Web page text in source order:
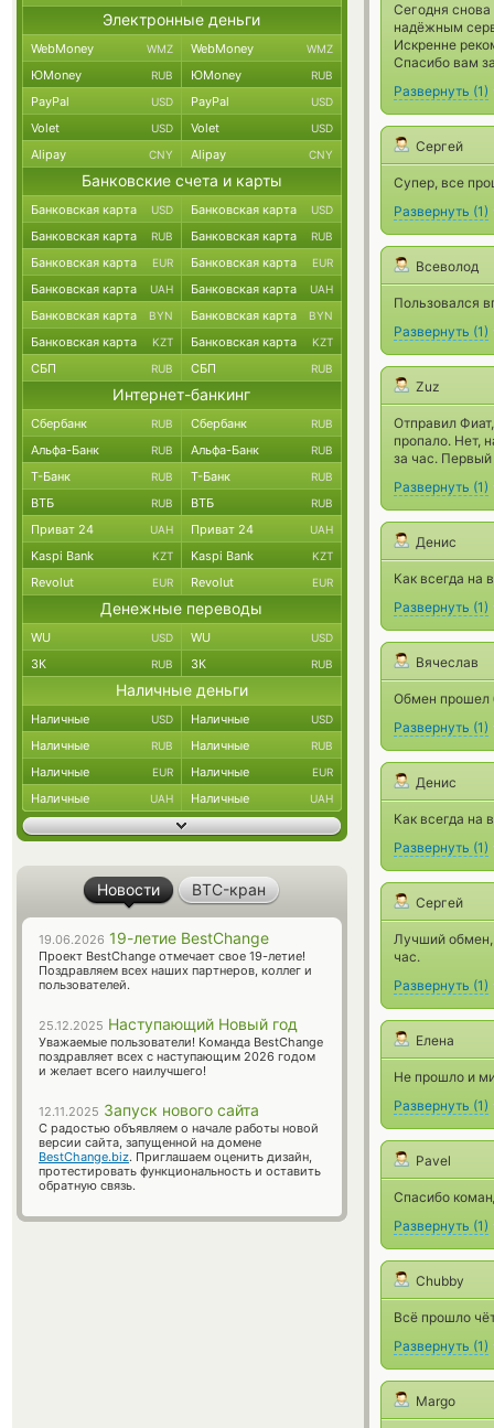
Сегодня
надёжным
Искренне
Спасибо вам
Развернуть (1)
Сергей
Супер, все
Развернуть (1)
Всеволод
Пользовался
Развернуть (1)
Zuz
Отправил
пропало. Нет,
за час.
Развернуть (1)
Денис
Как всегда на
Развернуть (1)
Вячеслав
Обмен прошел
Развернуть (1)
Денис
Как всегда на
Развернуть (1)
Сергей
Лучший обмен,
час.
Развернуть (1)
Елена
Не прошло и
Развернуть (1)
Pavel
Спасибо
Развернуть (1)
Chubby
Всё прошло
Развернуть (1)
Margo
Электронные деньги
WebMoney WMZ WebMoney WMZ
ЮMoney RUB ЮMoney RUB
PayPal USD PayPal USD
Volet USD Volet USD
Alipay CNY Alipay CNY
Банковские счета и карты
Банковская карта USD Банковская карта USD
Банковская карта RUB Банковская карта RUB
Банковская карта EUR Банковская карта EUR
Банковская карта UAH Банковская карта UAH
Банковская карта BYN Банковская карта BYN
Банковская карта KZT Банковская карта KZT
СБП RUB СБП RUB
Интернет-банкинг
Сбербанк RUB Сбербанк RUB
Альфа-Банк RUB Альфа-Банк RUB
Т-Банк RUB Т-Банк RUB
ВТБ RUB ВТБ RUB
Приват 24 UAH Приват 24 UAH
Kaspi Bank KZT Kaspi Bank KZT
Revolut EUR Revolut EUR
Денежные переводы
WU USD WU USD
ЗК RUB ЗК RUB
Наличные деньги
Наличные USD Наличные USD
Наличные RUB Наличные RUB
Наличные EUR Наличные EUR
Наличные UAH Наличные UAH
Новости BTC-кран
19.06.2026 19-летие BestChange
Проект BestChange отмечает свое 19-летие!
Поздравляем всех наших партнеров, коллег и
пользователей.
25.12.2025 Наступающий Новый год
Уважаемые пользователи! Команда BestChange
поздравляет всех с наступающим 2026 годом
и желает всего наилучшего!
12.11.2025 Запуск нового сайта
С радостью объявляем о начале работы новой
версии сайта, запущенной на домене
BestChange.biz. Приглашаем оценить дизайн,
протестировать функциональность и оставить
обратную связь.